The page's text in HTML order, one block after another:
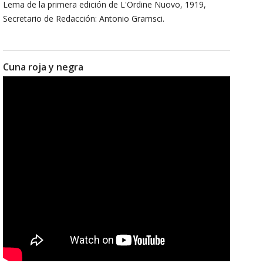
Lema de la primera edición de L'Ordine Nuovo, 1919,
Secretario de Redacción: Antonio Gramsci.
Cuna roja y negra